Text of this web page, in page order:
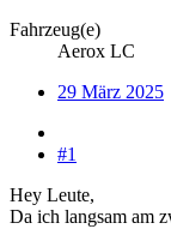
Fahrzeug(e)
Aerox LC
29 März 2025
#1
Hey Leute,
Da ich langsam am